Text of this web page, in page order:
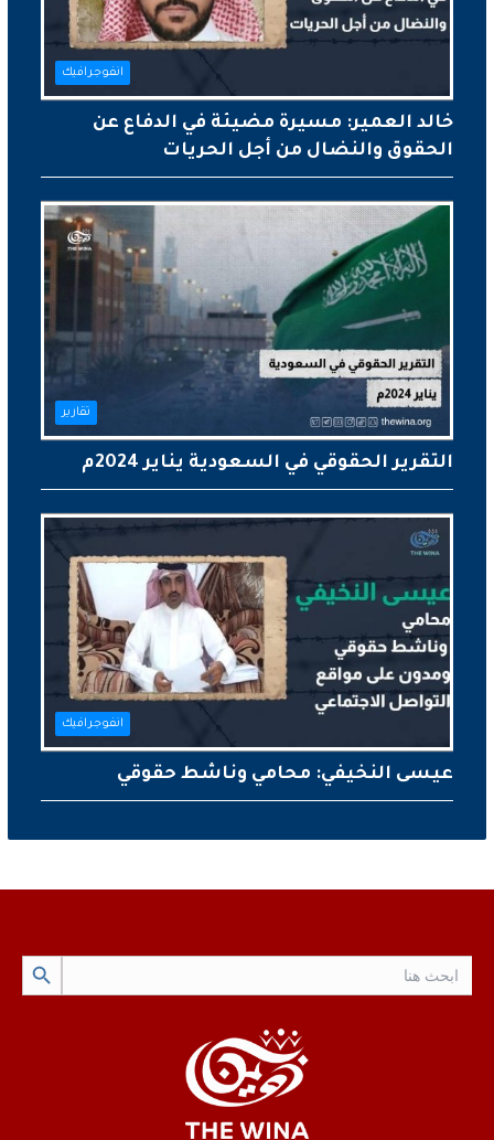
انفوجرافيك
خالد العمير: مسيرة مضيئة في الدفاع عن
الحقوق والنضال من أجل الحريات
تقارير
التقرير الحقوقي في السعودية يناير 2024م
انفوجرافيك
عيسى النخيفي: محامي وناشط حقوقي
Search
Search Button